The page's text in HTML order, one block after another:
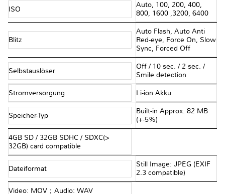
ISO
Auto, 100, 200, 400,
800, 1600 ,3200, 6400
Blitz
Auto Flash, Auto Anti
Red-eye, Force On, Slow
Sync, Forced Off
Selbstauslöser
Off / 10 sec. / 2 sec. /
Smile detection
Stromversorgung Li-ion Akku
Speicher-Typ
Built-in Approx. 82 MB
(+-5%)
4GB SD / 32GB SDHC / SDXC(>
32GB) card compatible
Dateiformat
Still Image: JPEG (EXIF
2.3 compatible)
Video: MOV；Audio: WAV